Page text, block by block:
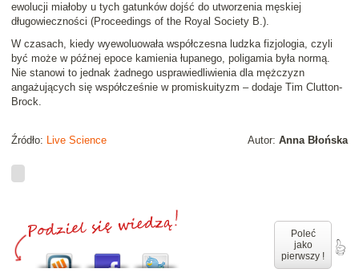
ewolucji miałoby u tych gatunków dojść do utworzenia męskiej
długowieczności (Proceedings of the Royal Society B.).
W czasach, kiedy wyewoluowała współczesna ludzka fizjologia, czyli
być może w późnej epoce kamienia łupanego, poligamia była normą.
Nie stanowi to jednak żadnego usprawiedliwienia dla mężczyzn
angażujących się współcześnie w promiskuityzm – dodaje Tim Clutton-
Brock.
Autor: Anna Błońska
Źródło: Live Science
Poleć
jako
pierwszy !